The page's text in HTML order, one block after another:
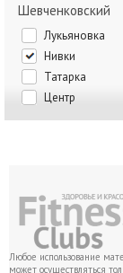
Шевченковский
Лукьяновка
Нивки
Татарка
Центр
Любое использование
может осуществляться